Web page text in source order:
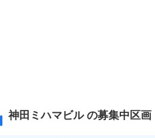
神田ミハマビル の募集中区画